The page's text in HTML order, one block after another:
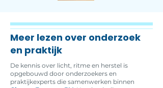
Meer lezen over onderzoek
en praktijk
De kennis over licht, ritme en herstel is
opgebouwd door onderzoekers en
praktijkexperts die samenwerken binnen